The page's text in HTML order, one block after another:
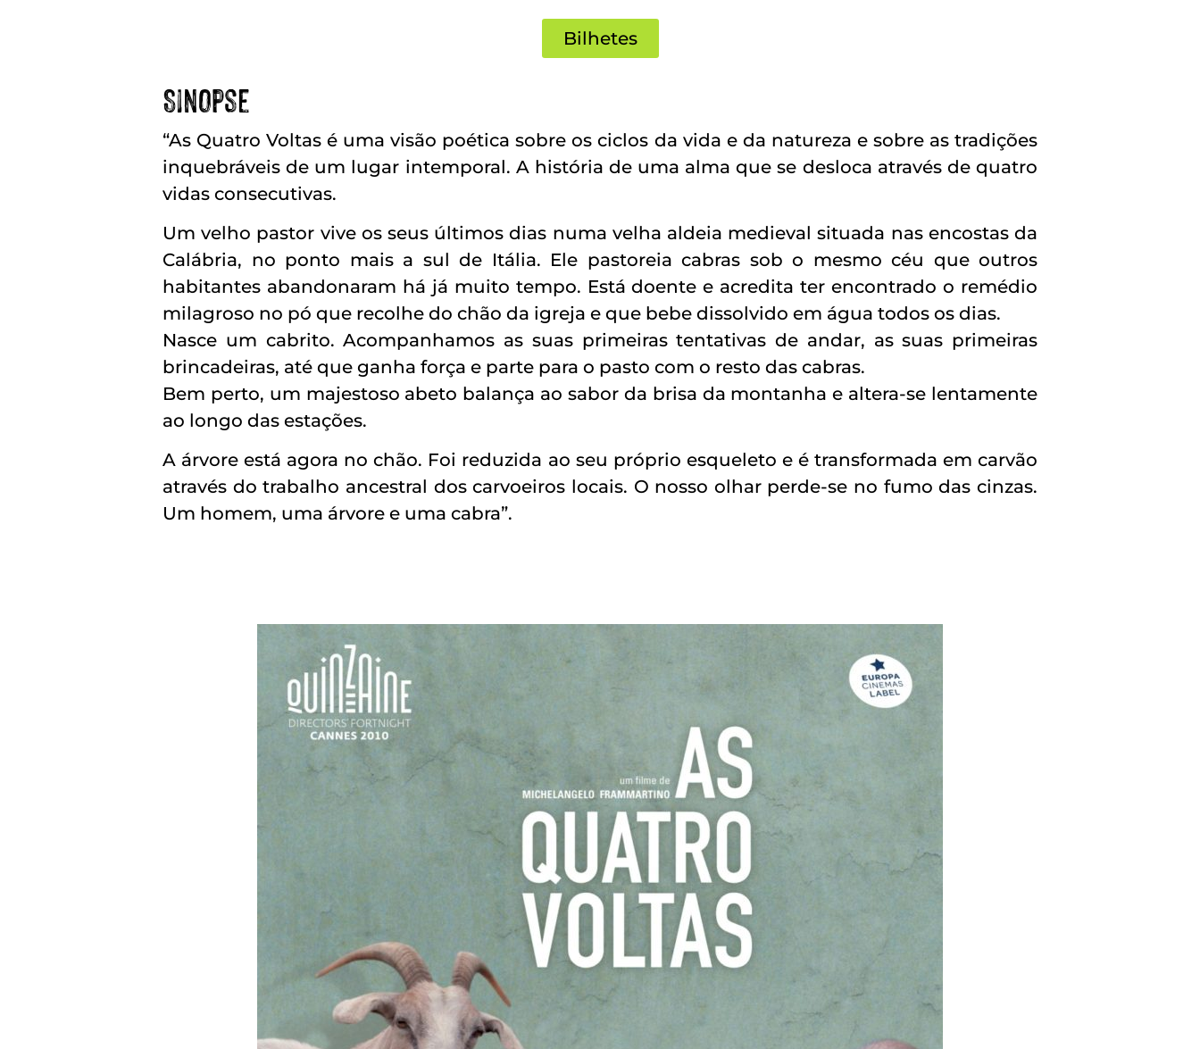
Bilhetes
Sinopse
“As Quatro Voltas é uma visão poética sobre os ciclos da vida e da natureza e sobre as tradições
inquebráveis de um lugar intemporal. A história de uma alma que se desloca através de quatro
vidas consecutivas.
Um velho pastor vive os seus últimos dias numa velha aldeia medieval situada nas encostas da
Calábria, no ponto mais a sul de Itália. Ele pastoreia cabras sob o mesmo céu que outros
habitantes abandonaram há já muito tempo. Está doente e acredita ter encontrado o remédio
milagroso no pó que recolhe do chão da igreja e que bebe dissolvido em água todos os dias.
Nasce um cabrito. Acompanhamos as suas primeiras tentativas de andar, as suas primeiras
brincadeiras, até que ganha força e parte para o pasto com o resto das cabras.
Bem perto, um majestoso abeto balança ao sabor da brisa da montanha e altera-se lentamente
ao longo das estações.
A árvore está agora no chão. Foi reduzida ao seu próprio esqueleto e é transformada em carvão
através do trabalho ancestral dos carvoeiros locais. O nosso olhar perde-se no fumo das cinzas.
Um homem, uma árvore e uma cabra”.